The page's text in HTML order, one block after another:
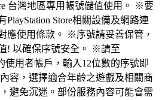
台灣地區專用帳號儲值使用。 ※要
Store相關設備及網路連
應使用條款。 ※序號請妥善保管，
! 以確保序號安全。 ※請至
使用者帳戶，輸入12位數的序號即
容，選擇適合年齡之遊戲及相關商
避免沉迷。部份服務內容可能會需